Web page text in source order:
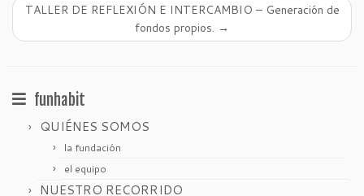
TALLER DE REFLEXIÓN E INTERCAMBIO – Generación de
fondos propios. →
funhabit
QUIÉNES SOMOS
la fundación
el equipo
NUESTRO RECORRIDO